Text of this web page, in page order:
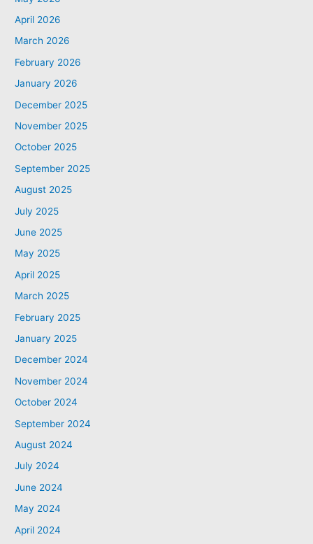
April 2026
March 2026
February 2026
January 2026
December 2025
November 2025
October 2025
September 2025
August 2025
July 2025
June 2025
May 2025
April 2025
March 2025
February 2025
January 2025
December 2024
November 2024
October 2024
September 2024
August 2024
July 2024
June 2024
May 2024
April 2024